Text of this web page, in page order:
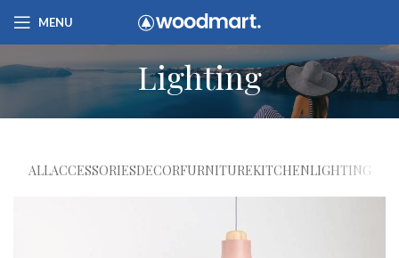
MENU
Lighting
ALLACCESSORIESDECORFURNITUREKITCHENLIGHTING